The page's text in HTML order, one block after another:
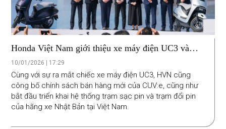
Honda Việt Nam giới thiệu xe máy điện UC3 và
chia sẻ chiến lược điện hoá trong tương lai
10/01/2026 | 17:29
Cùng với sự ra mắt chiếc xe máy điện UC3, HVN cũng
công bố chính sách bán hàng mới của CUV:e, cũng như
bắt đầu triển khai hệ thống trạm sạc pin và trạm đổi pin
của hãng xe Nhật Bản tại Việt Nam.